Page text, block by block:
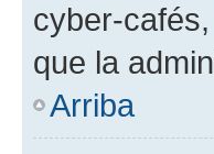
cyber-
que la
Arriba